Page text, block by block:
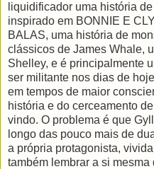
liquidificador uma história
inspirado em BONNIE E
BALAS, uma história de
clássicos de James Whale,
Shelley, e é principalmente
ser militante nos dias de
em tempos de maior
história e do cerceamento
vindo. O problema é que
longo das pouco mais de
a própria protagonista,
também lembrar a si